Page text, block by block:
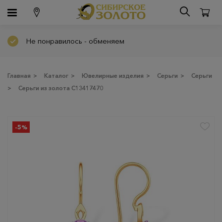
Не понравилось - обменяем
Главная > Каталог > Ювелирные изделия > Серьги >
Серьги
>
Серьги из золота С13417470
-5%